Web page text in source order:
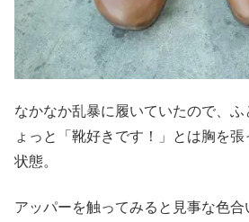
なかなか乱暴に履いていたので、
ょっと「靴好きです！」とは胸を
状態。
アッパーを触ってみると見事な色合